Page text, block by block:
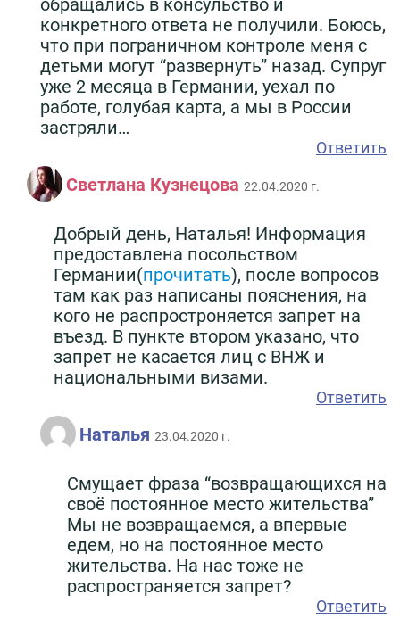
обращались в консульство и
конкретного ответа не получили. Боюсь,
что при пограничном контроле меня с
детьми могут “развернуть” назад. Супруг
уже 2 месяца в Германии, уехал по
работе, голубая карта, а мы в России
застряли…
Ответить
Светлана Кузнецова 22.04.2020 г.
Добрый день, Наталья! Информация
предоставлена посольством
Германии(прочитать), после вопросов
там как раз написаны пояснения, на
кого не распростроняется запрет на
въезд. В пункте втором указано, что
запрет не касается лиц с ВНЖ и
национальными визами.
Ответить
Наталья 23.04.2020 г.
Смущает фраза “возвращающихся на
своё постоянное место жительства”
Мы не возвращаемся, а впервые
едем, но на постоянное место
жительства. На нас тоже не
распространяется запрет?
Ответить